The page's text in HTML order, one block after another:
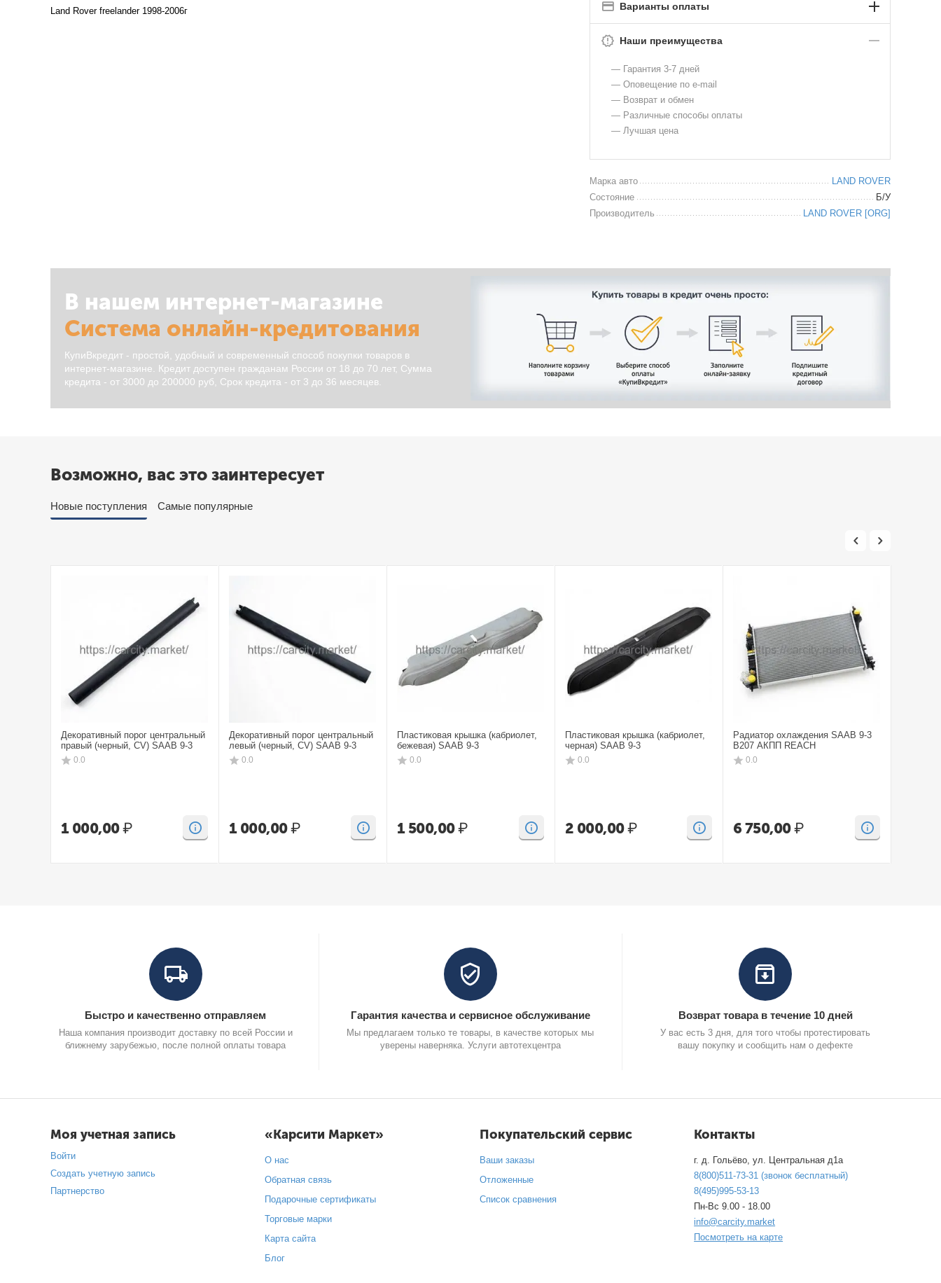
Варианты оплаты
Наши преимущества
— Гарантия 3-7 дней
— Оповещение по e-mail
— Возврат и обмен
— Различные способы оплаты
— Лучшая цена
Марка авто
LAND ROVER
Состояние
Б/У
Производитель
LAND ROVER [ORG]
Land Rover freelander 1998-2006г
В нашем интернет-магазине
Система онлайн-кредитования
КупиВкредит - простой, удобный и современный способ покупки товаров в
интернет-магазине. Кредит доступен гражданам России от 18 до 70 лет, Сумма
кредита - от 3000 до 200000 руб, Срок кредита - от 3 до 36 месяцев.
Возможно, вас это заинтересует
Новые поступления Самые популярные
Декоративный порог центральный
правый (черный, CV) SAAB 9-3
0.0
1 000,00₽
Декоративный порог центральный
левый (черный, CV) SAAB 9-3
0.0
1 000,00₽
Пластиковая крышка (кабриолет,
бежевая) SAAB 9-3
0.0
1 500,00₽
Пластиковая крышка (кабриолет,
черная) SAAB 9-3
0.0
2 000,00₽
Радиатор охлаждения SAAB 9-3
B207 АКПП REACH
0.0
6 750,00₽
Быстро и качественно отправляем
Наша компания производит доставку по всей России и
ближнему зарубежью, после полной оплаты товара
Гарантия качества и сервисное обслуживание
Мы предлагаем только те товары, в качестве которых мы
уверены наверняка. Услуги автотехцентра
Возврат товара в течение 10 дней
У вас есть 3 дня, для того чтобы протестировать
вашу покупку и сообщить нам о дефекте
Моя учетная запись
Войти
Создать учетную запись
Партнерство
«Карсити Маркет»
О нас
Обратная связь
Подарочные сертификаты
Торговые марки
Карта сайта
Блог
Покупательский сервис
Ваши заказы
Отложенные
Список сравнения
Контакты
г. д. Гольёво, ул. Центральная д1а
8(800)511-73-31 (звонок бесплатный)
8(495)995-53-13
Пн-Вс 9.00 - 18.00
info@carcity.market
Посмотреть на карте